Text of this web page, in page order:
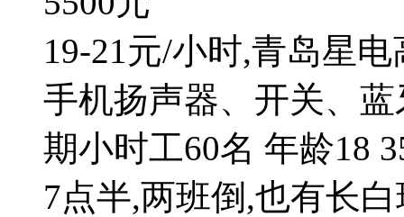
19-21元/小时,青岛星
手机扬声器、开关、
期小时工60名 年龄18
7点半,两班倒,也有长